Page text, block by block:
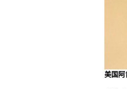
美国阿